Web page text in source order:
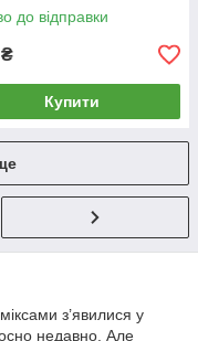
до відправки
₴
Купити
з’явилися у
недавно. Але